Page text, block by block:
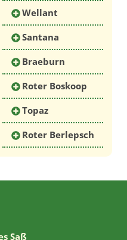
Wellant
Santana
Braeburn
Roter Boskoop
Topaz
Roter Berlepsch
Saß